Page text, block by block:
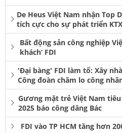
De Heus Việt Nam nhận Top
tích cực cho sự phát triển
Bất động sản công nghiệp
khách’ FDI
'Đại bàng' FDI làm tổ: Xây
Công đoàn chăm lo công
Gương mặt trẻ Việt Nam
2025 báo công dâng Bác
FDI vào TP HCM tăng hơn